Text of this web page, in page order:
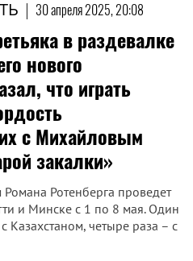
| 30 апреля 2025, 20:08
в раздевалке
нового
что играть
с Михайловым
закалки»
Ротенберга проведет
и Минске с 1 по 8 мая. Один
Казахстаном, четыре раза – с